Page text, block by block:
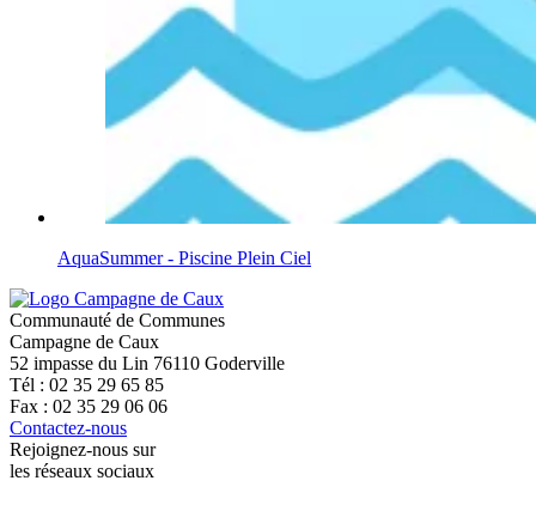
AquaSummer - Piscine Plein Ciel
Communauté de Communes
Campagne de Caux
52 impasse du Lin 76110 Goderville
Tél : 02 35 29 65 85
Fax : 02 35 29 06 06
Contactez-nous
Rejoignez-nous sur
les réseaux sociaux